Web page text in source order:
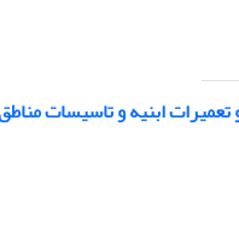
ابنیه و تاسیسات